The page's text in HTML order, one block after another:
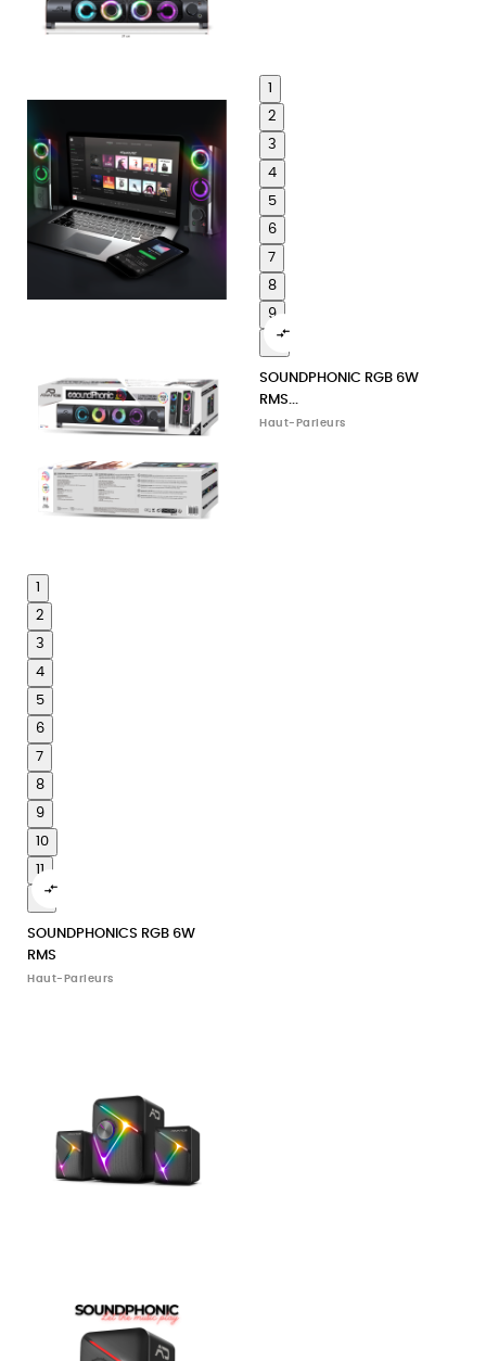
2
3
4
5
6
7
8
9
10
11

SOUNDPHONICS RGB 6W
RMS
Haut-Parleurs
2
3
4
5
6
7
8
9

SOUNDPHONIC RGB 6W
RMS...
Haut-Parleurs